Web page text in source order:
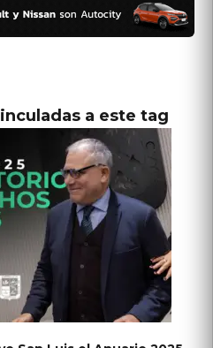
a este tag